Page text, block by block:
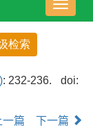
导
航
: 232-236.
doi:
一篇 下一篇